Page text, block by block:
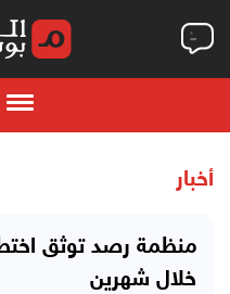
أخبار
خلال شهرين